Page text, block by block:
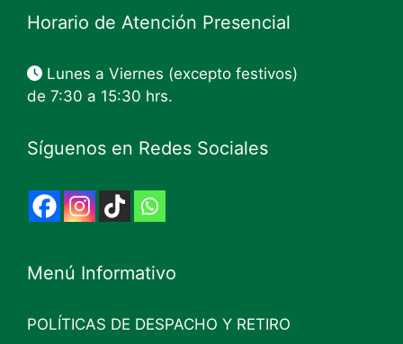
Horario de Atención Presencial
Lunes a Viernes (excepto festivos)
de 7:30 a 15:30 hrs.
Síguenos en Redes Sociales
Menú Informativo
POLÍTICAS DE DESPACHO Y RETIRO